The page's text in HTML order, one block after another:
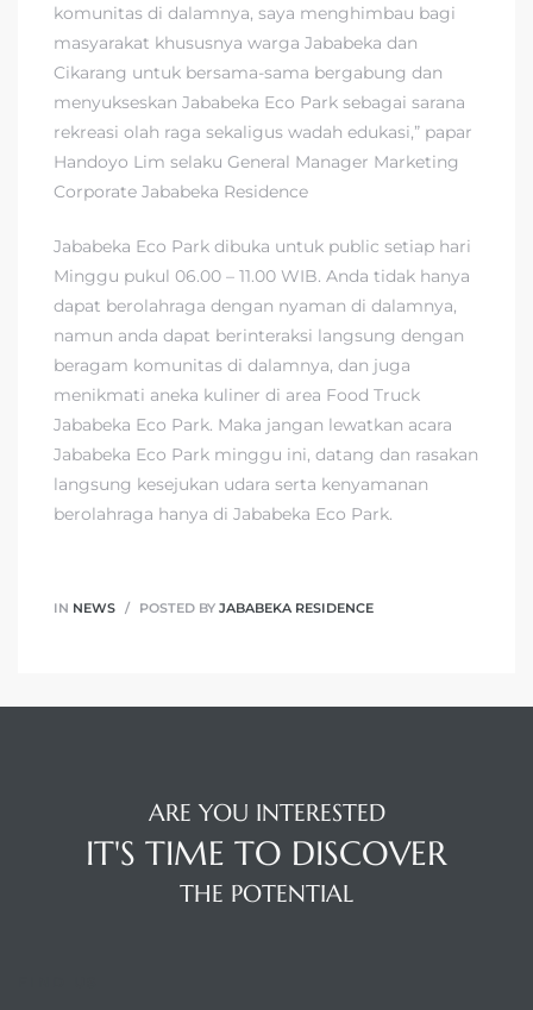
komunitas di dalamnya, saya menghimbau bagi
masyarakat khususnya warga Jababeka dan
Cikarang untuk bersama-sama bergabung dan
menyukseskan Jababeka Eco Park sebagai sarana
rekreasi olah raga sekaligus wadah edukasi,” papar
Handoyo Lim selaku General Manager Marketing
Corporate Jababeka Residence
Jababeka Eco Park dibuka untuk public setiap hari
Minggu pukul 06.00 – 11.00 WIB. Anda tidak hanya
dapat berolahraga dengan nyaman di dalamnya,
namun anda dapat berinteraksi langsung dengan
beragam komunitas di dalamnya, dan juga
menikmati aneka kuliner di area Food Truck
Jababeka Eco Park. Maka jangan lewatkan acara
Jababeka Eco Park minggu ini, datang dan rasakan
langsung kesejukan udara serta kenyamanan
berolahraga hanya di Jababeka Eco Park.
IN NEWS POSTED BY JABABEKA RESIDENCE
ARE YOU INTERESTED
IT'S TIME TO DISCOVER
THE POTENTIAL